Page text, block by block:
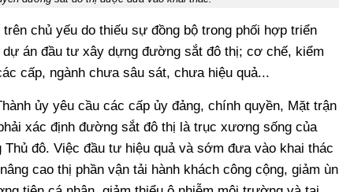
chủ yếu do thiếu sự đồng bộ trong phối hợp triển
án đầu tư xây dựng đường sắt đô thị; cơ chế, kiểm
cấp, ngành chưa sâu sát, chưa hiệu quả...
ủy yêu cầu các cấp ủy đảng, chính quyền, Mặt trận
xác định đường sắt đô thị là trục xương sống của
đô. Việc đầu tư hiệu quả và sớm đưa vào khai thác
cao thị phần vận tải hành khách công cộng, giảm ùn